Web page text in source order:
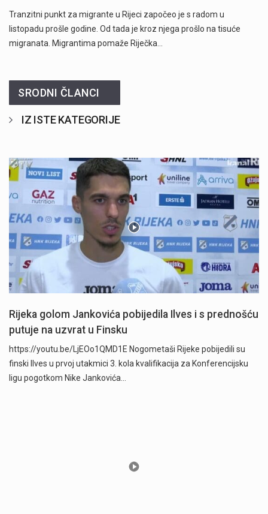
Tranzitni punkt za migrante u Rijeci započeo je s radom u
listopadu prošle godine. Od tada je kroz njega prošlo na tisuće
migranata. Migrantima pomaže Riječka…
SRODNI ČLANCI
IZ ISTE KATEGORIJE
Rijeka golom Jankovića pobijedila Ilves i s prednošću
putuje na uzvrat u Finsku
https://youtu.be/LjEOo1QMD1E Nogometaši Rijeke pobijedili su
finski Ilves u prvoj utakmici 3. kola kvalifikacija za Konferencijsku
ligu pogotkom Nike Jankovića…